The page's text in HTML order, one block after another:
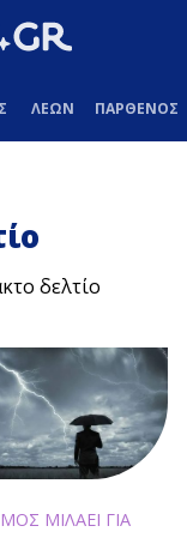
ΛΕΩΝ ΠΑΡΘΕΝΟΣ
δελτίο
ΜΙΛΑΕΙ ΓΙΑ